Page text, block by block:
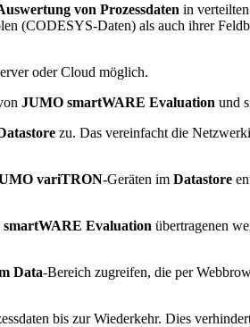
von Prozessdaten in
(CODESYS-Daten) als auch ihrer
oder Cloud möglich.
JUMO smartWARE Evaluation und
zu. Das vereinfacht die
variTRON-Geräten im Datastore
Evaluation übertragenen
Data-Bereich zugreifen, die per
bis zur Wiederkehr. Dies